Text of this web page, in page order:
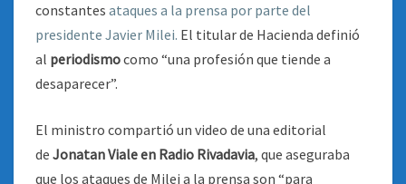
constantes ataques a la prensa por parte del
presidente Javier Milei. El titular de Hacienda definió
al periodismocomo “una profesión que tiende a
desaparecer”.
El ministro compartió un video de una editorial
de Jonatan Viale en Radio Rivadavia, que aseguraba
que los ataques de Milei a la prensa son “para